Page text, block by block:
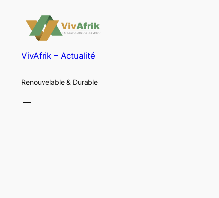
VivAfrik – Actualité
Renouvelable & Durable